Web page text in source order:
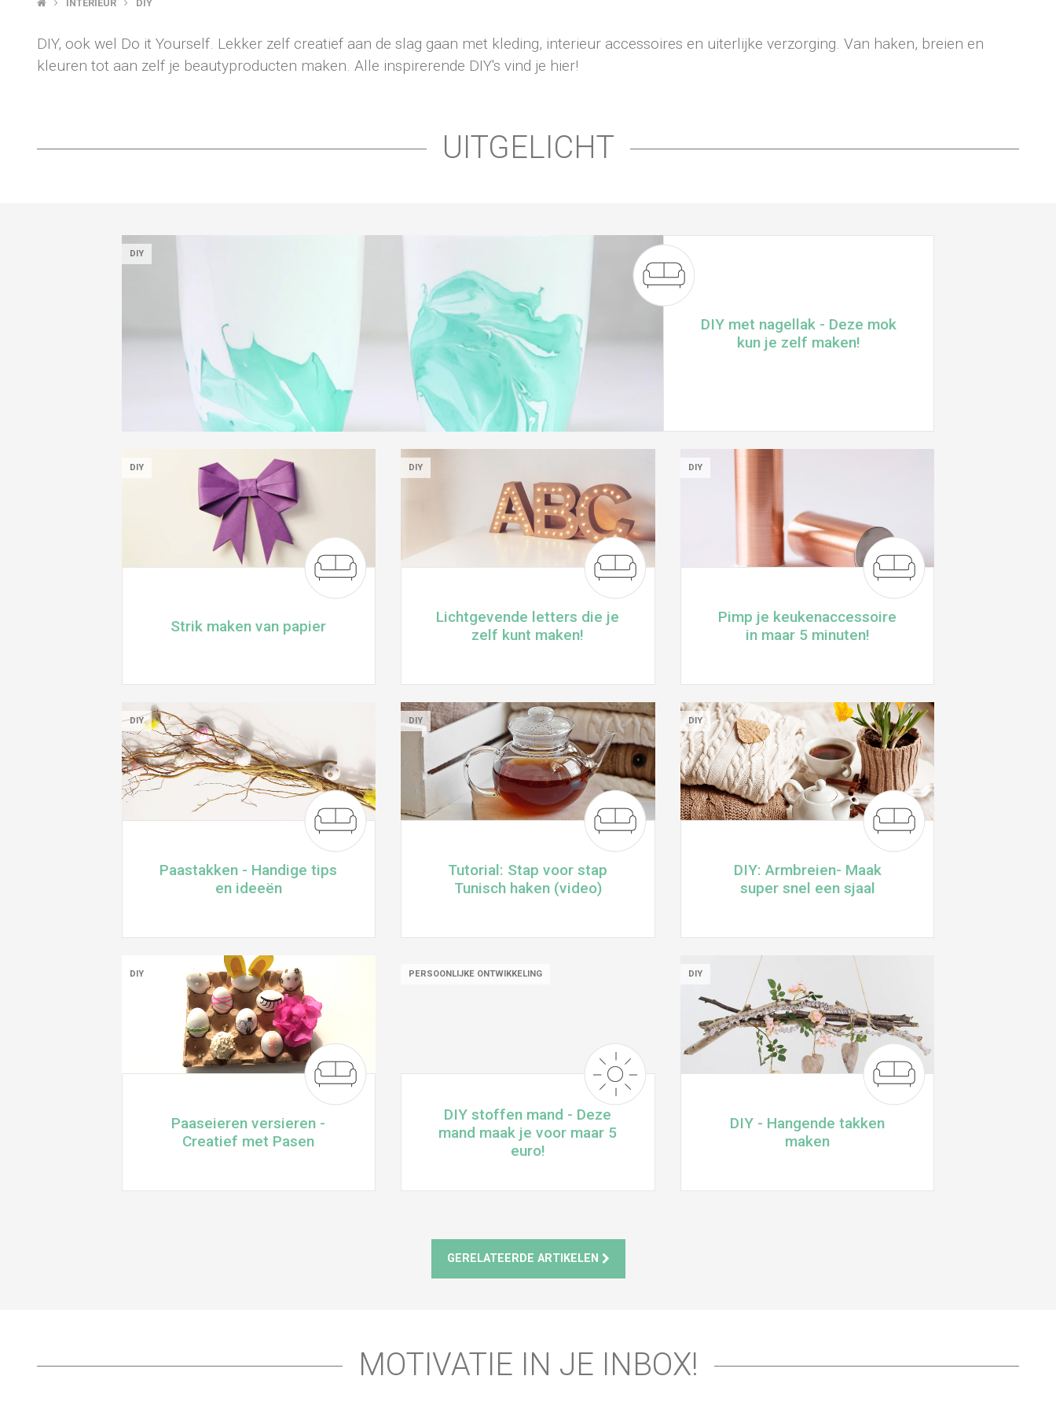
INTERIEUR DIY
DIY, ook wel Do it Yourself. Lekker zelf creatief aan de slag gaan met kleding, interieur accessoires en uiterlijke verzorging. Van haken, breien en
kleuren tot aan zelf je beautyproducten maken. Alle inspirerende DIY's vind je hier!
UITGELICHT
DIY
DIY met nagellak - Deze mok
kun je zelf maken!
DIY
Strik maken van papier
DIY
Lichtgevende letters die je
zelf kunt maken!
DIY
Pimp je keukenaccessoire
in maar 5 minuten!
DIY
Paastakken - Handige tips
en ideeën
DIY
Tutorial: Stap voor stap
Tunisch haken (video)
DIY
DIY: Armbreien- Maak
super snel een sjaal
DIY
Paaseieren versieren -
Creatief met Pasen
PERSOONLIJKE ONTWIKKELING
DIY stoffen mand - Deze
mand maak je voor maar 5
euro!
DIY
DIY - Hangende takken
maken
GERELATEERDE ARTIKELEN
MOTIVATIE IN JE INBOX!